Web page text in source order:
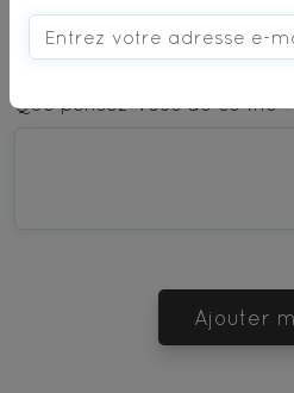
—
2
—
3
4
5
Que pensez-vous de ce thé ?